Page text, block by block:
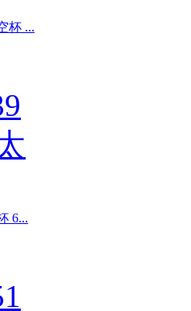
杯 ...
6...